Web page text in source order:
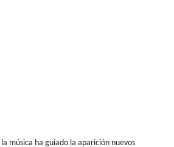
música ha guiado la aparición nuevos